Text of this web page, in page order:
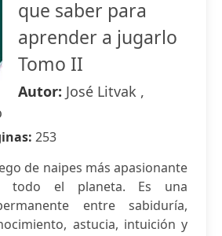
que saber para
aprender a jugarlo
Tomo II
Autor: José Litvak ,
253
de naipes más apasionante
todo el planeta. Es una
entre sabiduría,
astucia, intuición y